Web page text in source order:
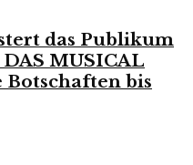
das Publikum
MUSICAL
Botschaften bis